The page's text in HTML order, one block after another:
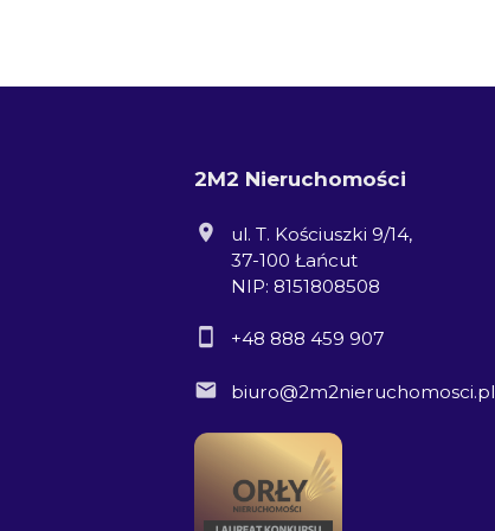
2M2 Nieruchomości
ul. T. Kościuszki 9/14,
37-100 Łańcut
NIP: 8151808508
+48 888 459 907
biuro@2m2nieruchomosci.pl